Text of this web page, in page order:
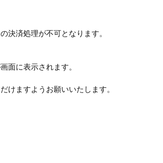
決済処理が不可となります。
面に表示されます。
けますようお願いいたします。